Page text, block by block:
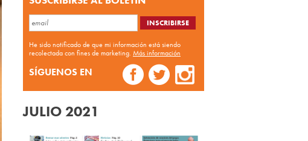
He sido notificado de que mi información está siendo
recolectada con fines de marketing. Más información
SÍGUENOS EN
JULIO 2021